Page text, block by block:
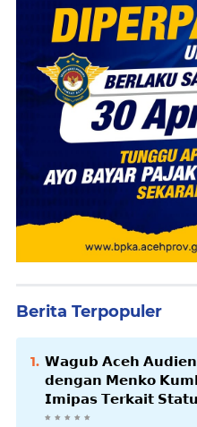
Berita Terpopuler
𝗪𝗮𝗴𝘂𝗯 𝗔𝗰𝗲𝗵
𝗱𝗲𝗻𝗴𝗮𝗻 𝗠𝗲𝗻𝗸𝗼
𝗜𝗺𝗶𝗽𝗮𝘀 𝗧𝗲𝗿𝗸𝗮𝗶𝘁
𝗕𝗹𝗮𝗻𝗴𝗽𝗮𝗱𝗮𝗻𝗴